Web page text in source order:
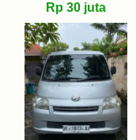
Rp 30 juta